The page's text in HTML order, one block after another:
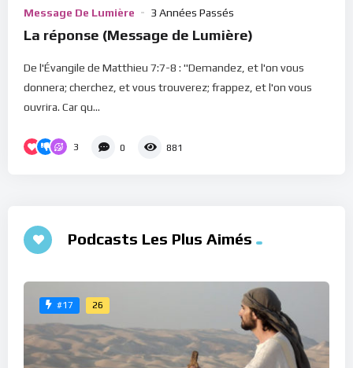
Message De Lumière 3 Années Passés
La réponse (Message de Lumière)
De l'Évangile de Matthieu 7:7-8 : "Demandez, et l'on vous
donnera; cherchez, et vous trouverez; frappez, et l'on vous
ouvrira. Car qu...
3 0 881
Podcasts Les Plus Aimés
#17 26